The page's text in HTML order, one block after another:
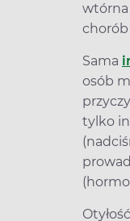
wtórna
Sama
osób
tylko